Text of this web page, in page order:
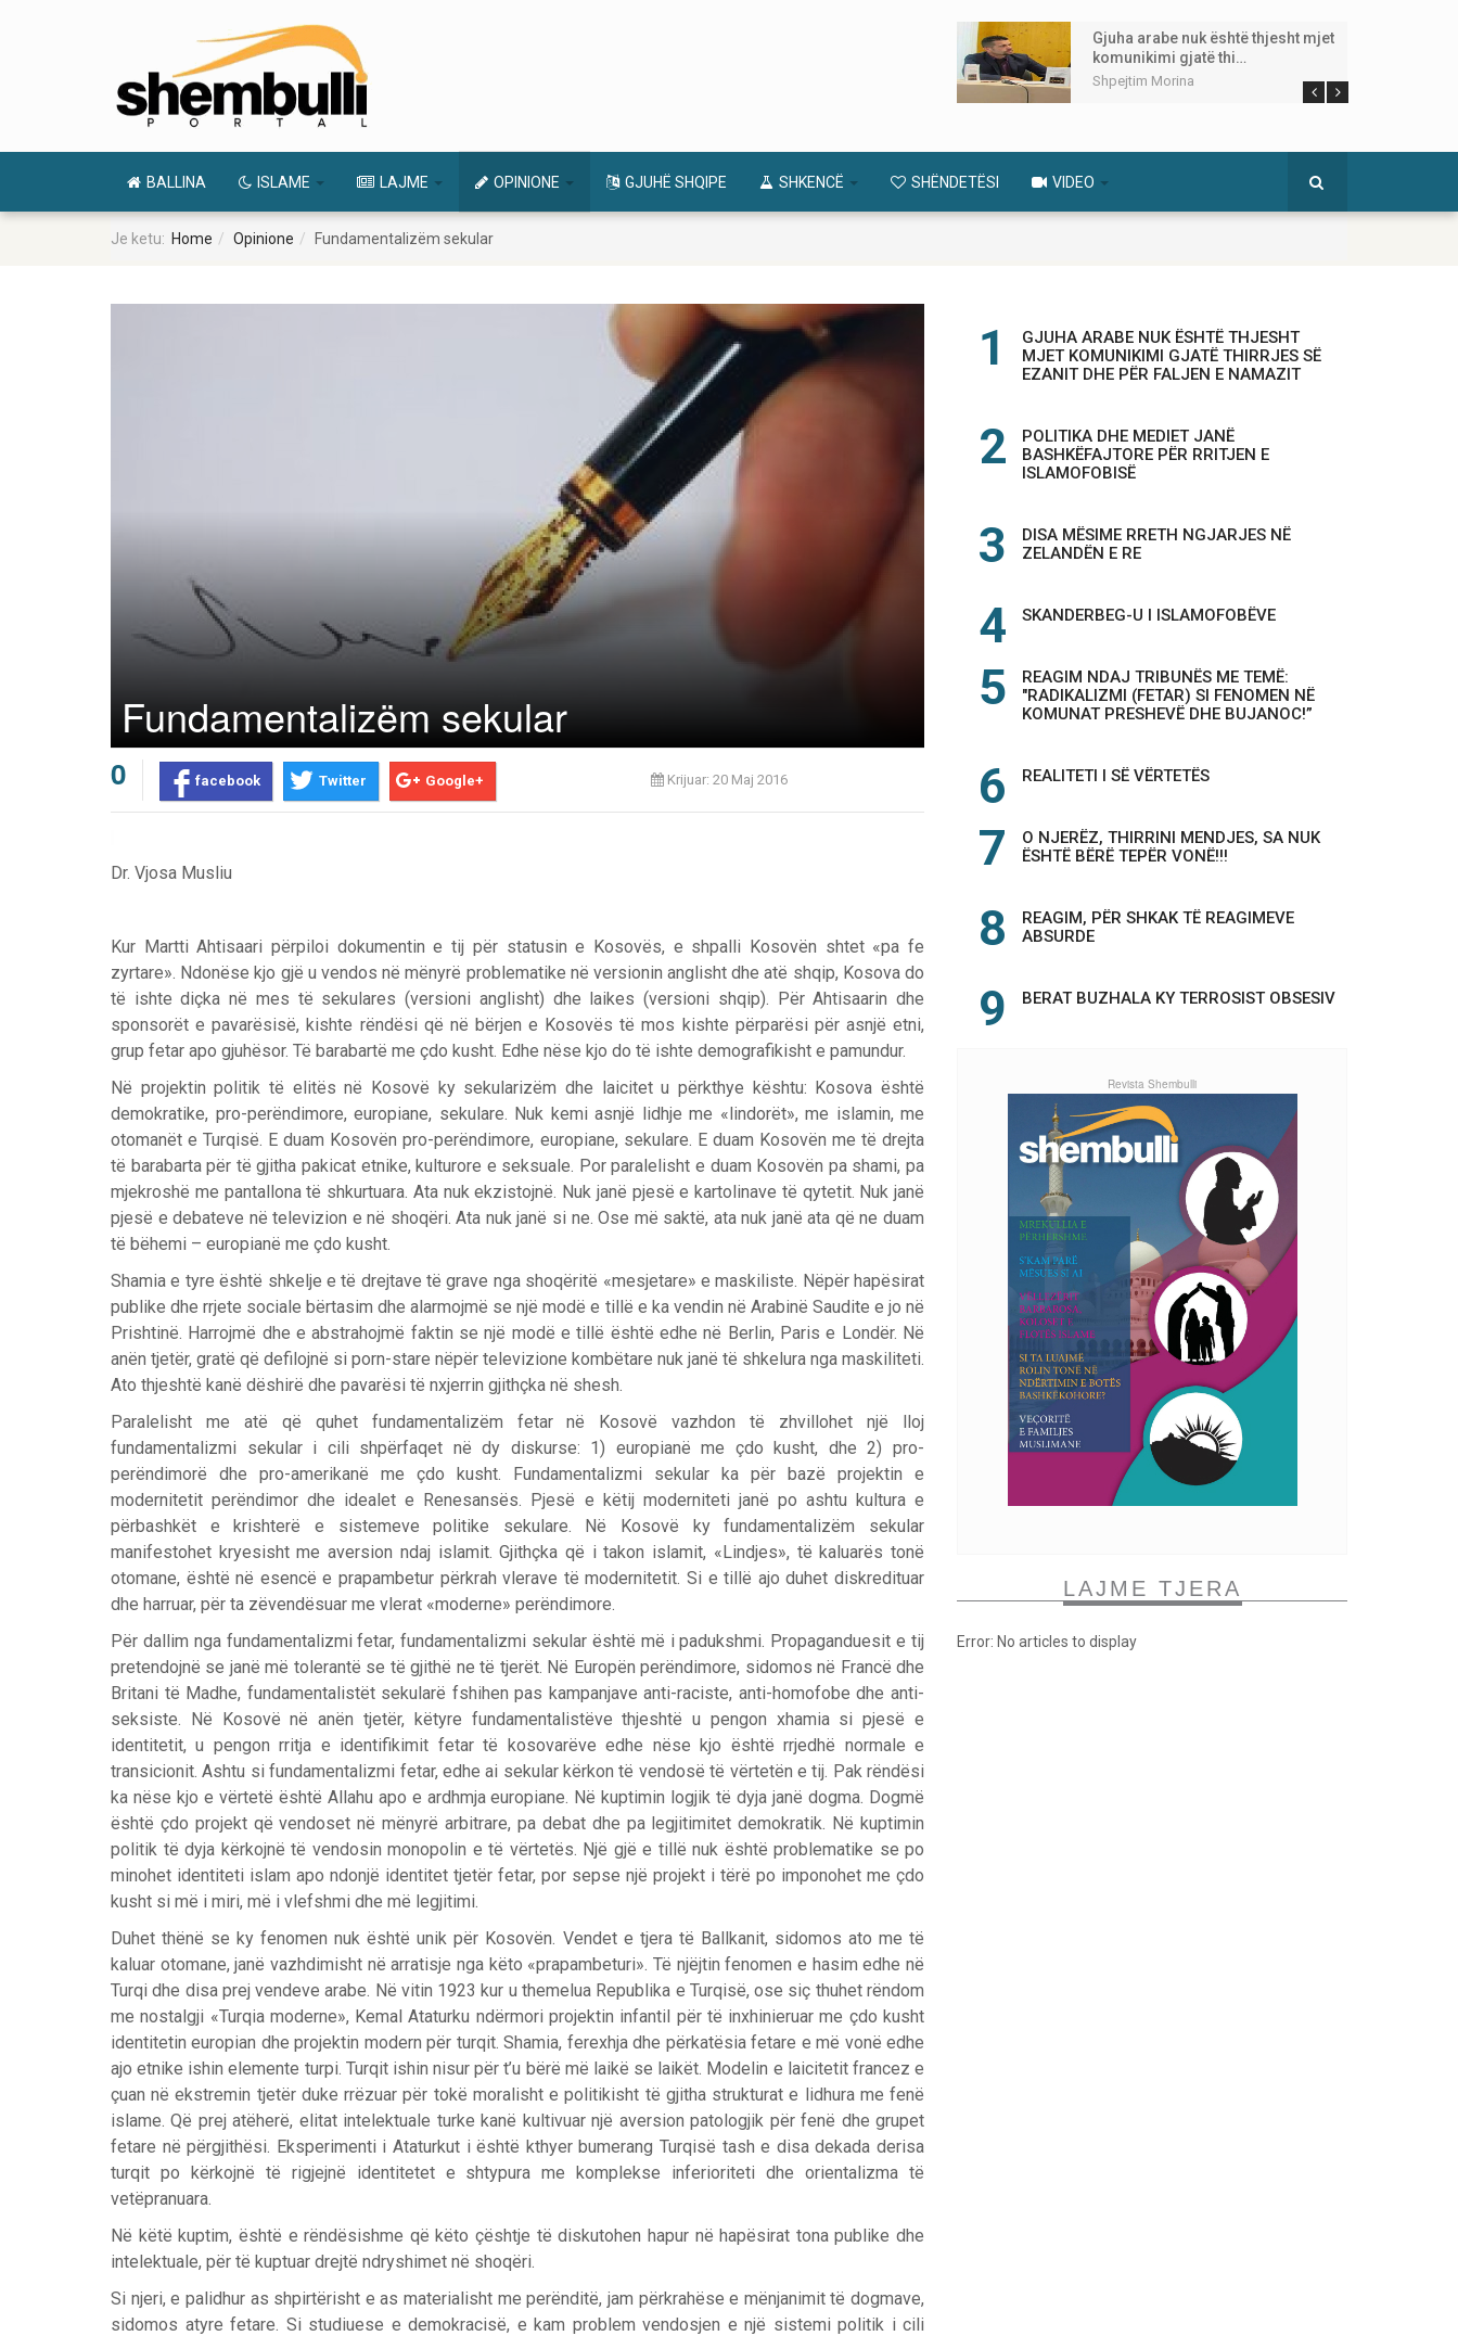
Gjuha arabe nuk është thjesht mjet
komunikimi gjatë thi…
Shpejtim Morina
BALLINA ISLAME LAJME OPINIONE GJUHË SHQIPE SHKENCË SHËNDETËSI VIDEO
Je ketu: Home Opinione Fundamentalizëm sekular
Fundamentalizëm sekular
0 facebook Twitter Google+ Krijuar: 20 Maj 2016
Dr. Vjosa Musliu
Kur Martti Ahtisaari përpiloi dokumentin e tij për statusin e Kosovës, e shpalli Kosovën shtet «pa fe
zyrtare». Ndonëse kjo gjë u vendos në mënyrë problematike në versionin anglisht dhe atë shqip, Kosova do
të ishte diçka në mes të sekulares (versioni anglisht) dhe laikes (versioni shqip). Për Ahtisaarin dhe
sponsorët e pavarësisë, kishte rëndësi që në bërjen e Kosovës të mos kishte përparësi për asnjë etni,
grup fetar apo gjuhësor. Të barabartë me çdo kusht. Edhe nëse kjo do të ishte demografikisht e pamundur.
Në projektin politik të elitës në Kosovë ky sekularizëm dhe laicitet u përkthye kështu: Kosova është
demokratike, pro-perëndimore, europiane, sekulare. Nuk kemi asnjë lidhje me «lindorët», me islamin, me
otomanët e Turqisë. E duam Kosovën pro-perëndimore, europiane, sekulare. E duam Kosovën me të drejta
të barabarta për të gjitha pakicat etnike, kulturore e seksuale. Por paralelisht e duam Kosovën pa shami, pa
mjekroshë me pantallona të shkurtuara. Ata nuk ekzistojnë. Nuk janë pjesë e kartolinave të qytetit. Nuk janë
pjesë e debateve në televizion e në shoqëri. Ata nuk janë si ne. Ose më saktë, ata nuk janë ata që ne duam
të bëhemi – europianë me çdo kusht.
Shamia e tyre është shkelje e të drejtave të grave nga shoqëritë «mesjetare» e maskiliste. Nëpër hapësirat
publike dhe rrjete sociale bërtasim dhe alarmojmë se një modë e tillë e ka vendin në Arabinë Saudite e jo në
Prishtinë. Harrojmë dhe e abstrahojmë faktin se një modë e tillë është edhe në Berlin, Paris e Londër. Në
anën tjetër, gratë që defilojnë si porn-stare nëpër televizione kombëtare nuk janë të shkelura nga maskiliteti.
Ato thjeshtë kanë dëshirë dhe pavarësi të nxjerrin gjithçka në shesh.
Paralelisht me atë që quhet fundamentalizëm fetar në Kosovë vazhdon të zhvillohet një lloj
fundamentalizmi sekular i cili shpërfaqet në dy diskurse: 1) europianë me çdo kusht, dhe 2) pro-
perëndimorë dhe pro-amerikanë me çdo kusht. Fundamentalizmi sekular ka për bazë projektin e
modernitetit perëndimor dhe idealet e Renesansës. Pjesë e këtij moderniteti janë po ashtu kultura e
përbashkët e krishterë e sistemeve politike sekulare. Në Kosovë ky fundamentalizëm sekular
manifestohet kryesisht me aversion ndaj islamit. Gjithçka që i takon islamit, «Lindjes», të kaluarës tonë
otomane, është në esencë e prapambetur përkrah vlerave të modernitetit. Si e tillë ajo duhet diskredituar
dhe harruar, për ta zëvendësuar me vlerat «moderne» perëndimore.
Për dallim nga fundamentalizmi fetar, fundamentalizmi sekular është më i padukshmi. Propaganduesit e tij
pretendojnë se janë më tolerantë se të gjithë ne të tjerët. Në Europën perëndimore, sidomos në Francë dhe
Britani të Madhe, fundamentalistët sekularë fshihen pas kampanjave anti-raciste, anti-homofobe dhe anti-
seksiste. Në Kosovë në anën tjetër, këtyre fundamentalistëve thjeshtë u pengon xhamia si pjesë e
identitetit, u pengon rritja e identifikimit fetar të kosovarëve edhe nëse kjo është rrjedhë normale e
transicionit. Ashtu si fundamentalizmi fetar, edhe ai sekular kërkon të vendosë të vërtetën e tij. Pak rëndësi
ka nëse kjo e vërtetë është Allahu apo e ardhmja europiane. Në kuptimin logjik të dyja janë dogma. Dogmë
është çdo projekt që vendoset në mënyrë arbitrare, pa debat dhe pa legjitimitet demokratik. Në kuptimin
politik të dyja kërkojnë të vendosin monopolin e të vërtetës. Një gjë e tillë nuk është problematike se po
minohet identiteti islam apo ndonjë identitet tjetër fetar, por sepse një projekt i tërë po imponohet me çdo
kusht si më i miri, më i vlefshmi dhe më legjitimi.
Duhet thënë se ky fenomen nuk është unik për Kosovën. Vendet e tjera të Ballkanit, sidomos ato me të
kaluar otomane, janë vazhdimisht në arratisje nga këto «prapambeturi». Të njëjtin fenomen e hasim edhe në
Turqi dhe disa prej vendeve arabe. Në vitin 1923 kur u themelua Republika e Turqisë, ose siç thuhet rëndom
me nostalgji «Turqia moderne», Kemal Ataturku ndërmori projektin infantil për të inxhinieruar me çdo kusht
identitetin europian dhe projektin modern për turqit. Shamia, ferexhja dhe përkatësia fetare e më vonë edhe
ajo etnike ishin elemente turpi. Turqit ishin nisur për t’u bërë më laikë se laikët. Modelin e laicitetit francez e
çuan në ekstremin tjetër duke rrëzuar për tokë moralisht e politikisht të gjitha strukturat e lidhura me fenë
islame. Që prej atëherë, elitat intelektuale turke kanë kultivuar një aversion patologjik për fenë dhe grupet
fetare në përgjithësi. Eksperimenti i Ataturkut i është kthyer bumerang Turqisë tash e disa dekada derisa
turqit po kërkojnë të rigjejnë identitetet e shtypura me komplekse inferioriteti dhe orientalizma të
vetëpranuara.
Në këtë kuptim, është e rëndësishme që këto çështje të diskutohen hapur në hapësirat tona publike dhe
intelektuale, për të kuptuar drejtë ndryshimet në shoqëri.
Si njeri, e palidhur as shpirtërisht e as materialisht me perënditë, jam përkrahëse e mënjanimit të dogmave,
sidomos atyre fetare. Si studiuese e demokracisë, e kam problem vendosjen e një sistemi politik i cili
GJUHA ARABE NUK ËSHTË THJESHT
MJET KOMUNIKIMI GJATË THIRRJES SË
EZANIT DHE PËR FALJEN E NAMAZIT
POLITIKA DHE MEDIET JANË
BASHKËFAJTORE PËR RRITJEN E
ISLAMOFOBISË
DISA MËSIME RRETH NGJARJES NË
ZELANDËN E RE
SKANDERBEG-U I ISLAMOFOBËVE
REAGIM NDAJ TRIBUNËS ME TEMË:
"RADIKALIZMI (FETAR) SI FENOMEN NË
KOMUNAT PRESHEVË DHE BUJANOC!”
REALITETI I SË VËRTETËS
O NJERËZ, THIRRINI MENDJES, SA NUK
ËSHTË BËRË TEPËR VONË!!!
REAGIM, PËR SHKAK TË REAGIMEVE
ABSURDE
BERAT BUZHALA KY TERROSIST OBSESIV
Revista Shembulli
LAJME TJERA
Error: No articles to display